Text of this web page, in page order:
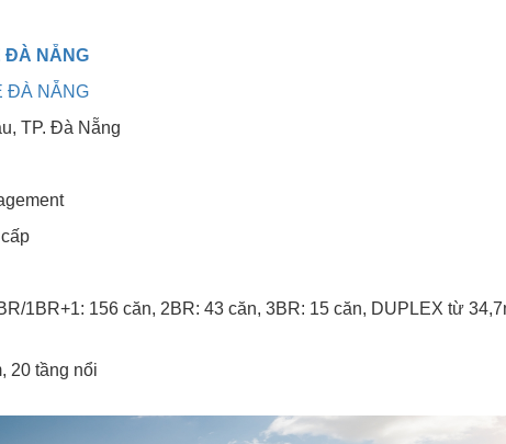
ĐÀ NẴNG
ĐÀ NẴNG
TP. Đà Nẵng
1BR+1: 156 căn, 2BR: 43 căn, 3BR: 15 căn, DUPLEX từ
20 tầng nổi